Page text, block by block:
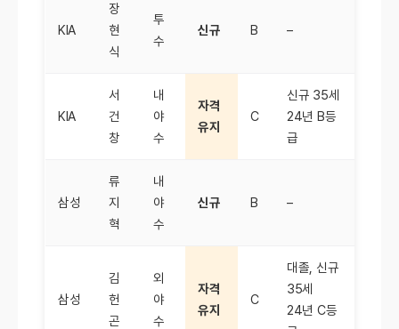
KIA
장
현
식
투
수
신규 B –
KIA
서
건
창
내
야
수
자격
유지
C
신규 35세
24년 B등
급
삼성
류
지
혁
내
야
수
신규 B –
삼성
김
헌
곤
외
야
수
자격
유지
C
대졸, 신규
35세
24년 C등